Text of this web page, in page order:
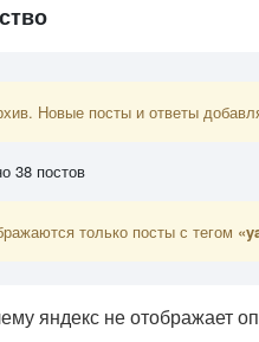
Новые посты и ответы
38 постов
только посты с тегом
яндекс не отображает